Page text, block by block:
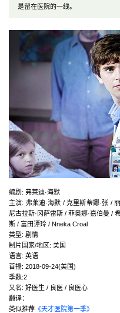
是留在医院的一线。
编剧 : 弗莱迪·海默
主演: 弗莱迪·海默 / 克里斯蒂娜·张 /
尼古拉斯·冈萨雷斯 / 菲奥娜·嘉伯曼 /
斯 / 富田谭玲 / Nneka Croal
类型: 剧情
制片国家/地区: 美国
语言: 英语
首播: 2018-09-24(美国)
季数:2
又名: 好医生 / 良医 / 良医心
翻译：
类似推荐 《天才医院第一季》